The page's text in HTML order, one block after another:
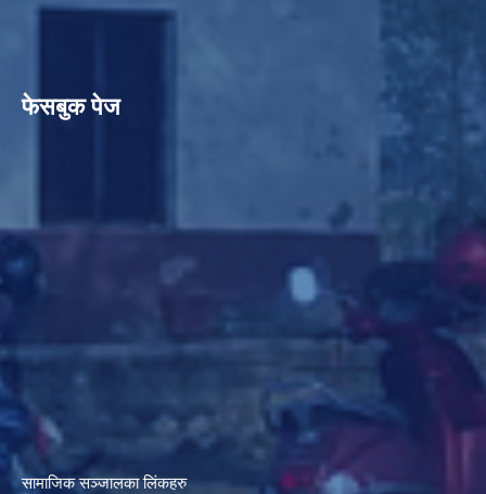
फेसबुक पेज
सामाजिक सञ्जालका लिंकहरु